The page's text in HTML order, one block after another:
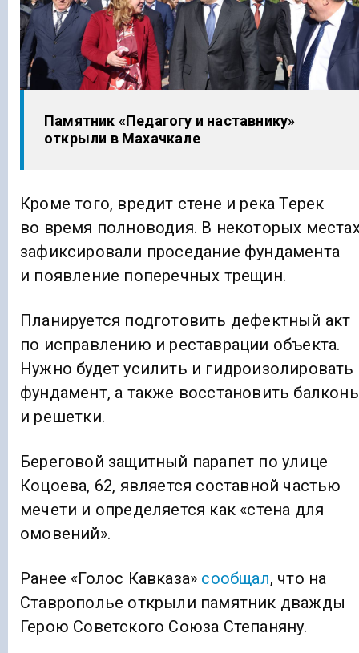
Памятник «Педагогу и наставнику»
открыли в Махачкале
Кроме того, вредит стене и река Терек
во время полноводия. В некоторых
зафиксировали проседание фундамента
и появление поперечных трещин.
Планируется подготовить дефектный акт
по исправлению и реставрации объекта.
Нужно будет усилить и гидроизолировать
фундамент, а также восстановить
и решетки.
Береговой защитный парапет по улице
Коцоева, 62, является составной частью
мечети и определяется как «стена для
омовений».
Ранее «Голос Кавказа» сообщал, что на
Ставрополье открыли памятник дважды
Герою Советского Союза Степаняну.